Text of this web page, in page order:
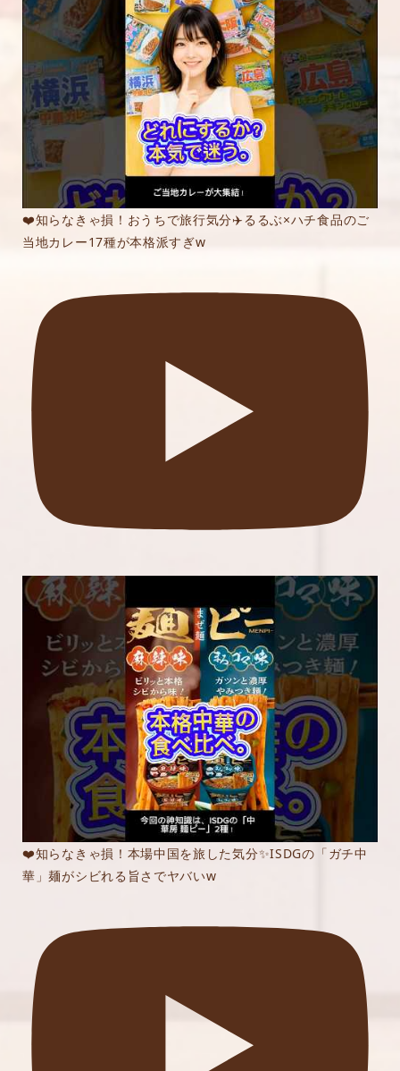
❤️知らなきゃ損！おうちで旅行気分✈️るるぶ×ハチ食品のご
当地カレー17種が本格派すぎw
❤️知らなきゃ損！本場中国を旅した気分✨ISDGの「ガチ中
華」麺がシビれる旨さでヤバいw